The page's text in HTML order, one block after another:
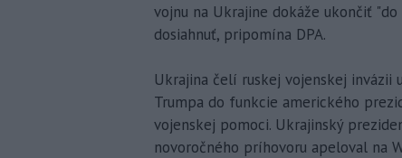
vojnu na Ukrajine dokáže ukončiť
dosiahnuť, pripomína DPA.
Ukrajina čelí ruskej vojenskej invázii
Trumpa do funkcie amerického
vojenskej pomoci. Ukrajinský
novoročného príhovoru apeloval na